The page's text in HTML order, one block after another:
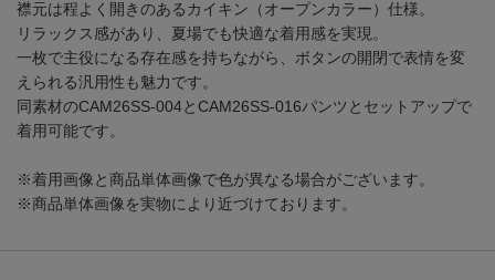
襟元は程よく開きのあるカイキン（オープンカラー）仕様。
リラックス感があり、夏場でも快適な着用感を実現。
一枚で主役になる存在感を持ちながら、ボタンの開閉で表情を変
えられる汎用性も魅力です。
同素材のCAM26SS-004とCAM26SS-016パンツとセットアップで
着用可能です。
※着用画像と商品単体画像で色が異なる場合がございます。
※商品単体画像を実物により近づけております。